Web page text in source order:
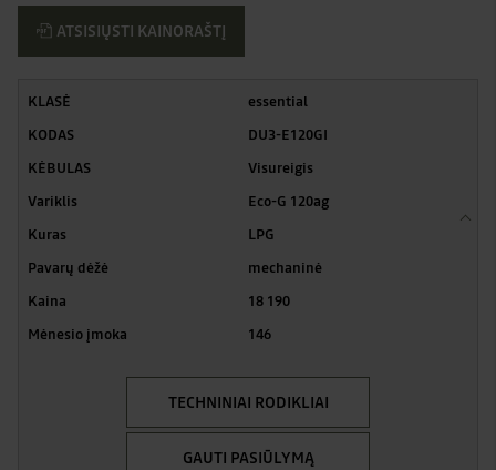
ATSISIŲSTI KAINORAŠTĮ
essential
DU3-E120GI
Visureigis
Eco-G 120ag
LPG
mechaninė
18 190
146
TECHNINIAI RODIKLIAI
GAUTI PASIŪLYMĄ